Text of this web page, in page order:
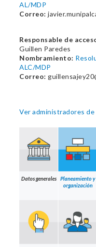
AL/MDP
Correo:
Responsable de
Guillen Paredes
Nombramiento:
ALC/MDP
Correo:
Ver administradores de
Datos generales
Planeamiento y
organización